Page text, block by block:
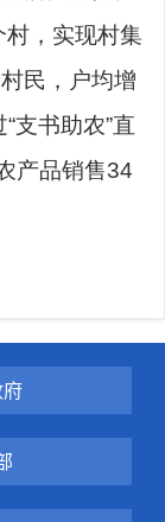
，实现村集
民，户均增
支书助农”直
产品销售34